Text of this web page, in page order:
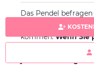
Das Pendel
Ritual, durch das sie
kommen.Wenn Sie
ein Werkzeug an